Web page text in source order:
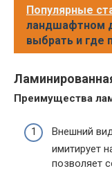
Популярные
ландшафтном
выбрать и где
Преимущества
Внешний
имитирует
позволяет